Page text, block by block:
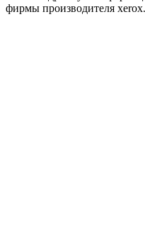
фирмы производителя